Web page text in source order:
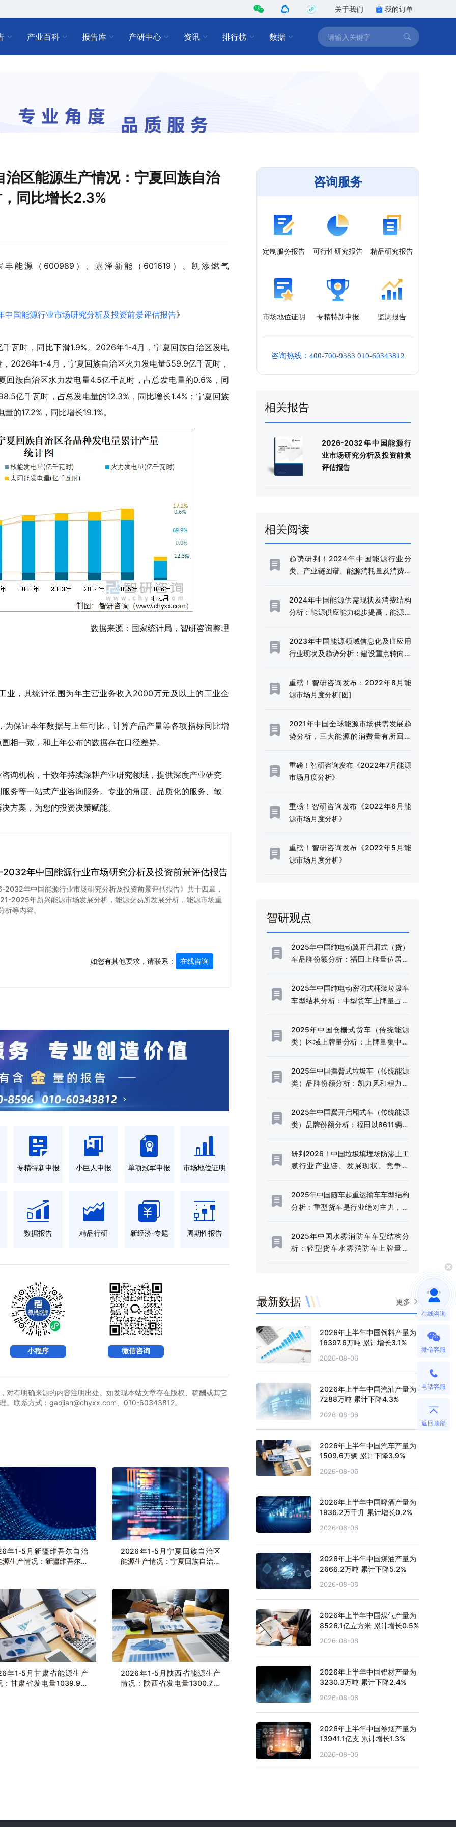
关于我们 我的订单
产业百科 报告库 产研中心 资讯 排行榜 数据
区能源生产情况：宁夏回族自治
同比增长2.3%
能源（600989）、嘉泽新能（601619）、凯添燃气
国能源行业市场研究分析及投资前景评估报告》
瓦时，同比下滑1.9%。2026年1-4月，宁夏回族自治区发电
2026年1-4月，宁夏回族自治区火力发电量559.9亿千瓦时，
回族自治区水力发电量4.5亿千瓦时，占总发电量的0.6%，同
亿千瓦时，占总发电量的12.3%，同比增长1.4%；宁夏回族
的17.2%，同比增长19.1%。
数据来源：国家统计局，智研咨询整理
业，其统计范围为年主营业务收入2000万元及以上的工业企
保证本年数据与上年可比，计算产品产量等各项指标同比增
相一致，和上年公布的数据存在口径差异。
询机构，十数年持续深耕产业研究领域，提供深度产业研究
务等一站式产业咨询服务。专业的角度、品质化的服务、敏
方案，为您的投资决策赋能。
年中国能源行业市场研究分析及投资前景评估报告
2032年中国能源行业市场研究分析及投资前景评估报告》共十四章，
2025年新兴能源市场发展分析，能源交易所发展分析，能源市场重
析等内容。
如您有其他要求，请联系： 在线咨询
专精特新申报 小巨人申报 单项冠军申报 市场地位证明
数据报告 精品行研 新经济·专题 周期性报告
小程序 微信咨询
对有明确来源的内容注明出处。如发现本站文章存在版权、稿酬或其它
。联系方式：gaojian@chyxx.com、010-60343812。
年1-5月新疆维吾尔自治
源生产情况：新疆维吾尔自
2026年1-5月宁夏回族自治区
能源生产情况：宁夏回族自治区
年1-5月甘肃省能源生产
：甘肃省发电量1039.9亿
2026年1-5月陕西省能源生产
情况：陕西省发电量1300.7亿
咨询服务
定制服务报告 可行性研究报告 精品研究报告
市场地位证明 专精特新申报 监测报告
咨询热线：400-700-9383 010-60343812
相关报告
2026-2032年中国能源行
业市场研究分析及投资前景
评估报告
相关阅读
趋势研判！2024年中国能源行业分
类、产业链图谱、能源消耗量及消费结
可持续发展[图]
2024年中国能源供需现状及消费结构
分析：能源供应能力稳步提高，能源结
2023年中国能源领域信息化及IT应用
行业现状及趋势分析：建设重点转向信
重磅！智研咨询发布：2022年8月能
源市场月度分析[图]
2021年中国全球能源市场供需发展趋
势分析，三大能源的消费量有所回升
重磅！智研咨询发布《2022年7月能源
市场月度分析》
重磅！智研咨询发布《2022年6月能
源市场月度分析》
重磅！智研咨询发布《2022年5月能
源市场月度分析》
智研观点
2025年中国纯电动翼开启厢式（货）
车品牌份额分析：福田上牌量位居首
2025年中国纯电动密闭式桶装垃圾车
车型结构分析：中型货车上牌量占比
2025年中国仓栅式货车（传统能源
类）区域上牌量分析：上牌量集中于
2025年中国摆臂式垃圾车（传统能源
类）品牌份额分析：凯力风和程力威
2025年中国翼开启厢式车（传统能源
类）品牌份额分析：福田以8611辆稳
[图]
研判2026！中国垃圾填埋场防渗土工
膜行业产业链、发展现状、竞争格
代，防渗土工膜成为垃圾填埋场核心
材料[图]
2025年中国随车起重运输车车型结构
分析：重型货车是行业绝对主力，市
2025年中国水雾消防车车型结构分
析：轻型货车水雾消防车上牌量为
最新数据 更多
2026年上半年中国饲料产量为
16397.6万吨 累计增长3.1%
2026-08-06
2026年上半年中国汽油产量为
7288万吨 累计下降4.3%
2026-08-06
2026年上半年中国汽车产量为
1509.6万辆 累计下降3.9%
2026-08-06
2026年上半年中国啤酒产量为
1936.2万千升 累计增长0.2%
2026-08-06
2026年上半年中国煤油产量为
2666.2万吨 累计下降5.2%
2026-08-06
2026年上半年中国煤气产量为
8526.1亿立方米 累计增长0.5%
2026-08-06
2026年上半年中国铝材产量为
3230.3万吨 累计下降2.4%
2026-08-06
2026年上半年中国卷烟产量为
13941.1亿支 累计增长1.3%
2026-08-06
在线咨询
微信客服
电话客服
返回顶部